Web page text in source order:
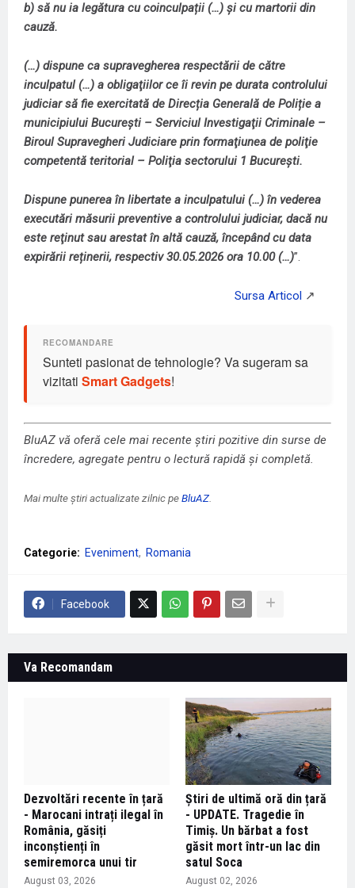
b) să nu ia legătura cu coinculpații (…) și cu martorii din
cauză.
(…) dispune ca supravegherea respectării de către
inculpatul (…) a obligaţiilor ce îi revin pe durata controlului
judiciar să fie exercitată de Direcția Generală de Poliție a
municipiului București – Serviciul Investigaţii Criminale –
Biroul Supravegheri Judiciare prin formaţiunea de poliţie
competentă teritorial – Poliţia sectorului 1 București.
Dispune punerea în libertate a inculpatului (…) în vederea
executări măsurii preventive a controlului judiciar, dacă nu
este reţinut sau arestat în altă cauză, începând cu data
expirării reținerii, respectiv 30.05.2026 ora 10.00 (…)”.
Sunteti pasionat de tehnologie? Va sugeram sa
vizitati Smart Gadgets!
BluAZ vă oferă cele mai recente știri pozitive din surse de
încredere, agregate pentru o lectură rapidă și completă.
Mai multe știri actualizate zilnic peBluAZ
Categorie: Eveniment Romania
Facebook
Va Recomandam
Dezvoltări recente în țară
- Marocani intrați ilegal în
România, găsiți
inconștienți în
semiremorca unui tir
August 03, 2026
Știri de ultimă oră din țară
- UPDATE. Tragedie în
Timiș. Un bărbat a fost
găsit mort într-un lac din
satul Soca
August 02, 2026